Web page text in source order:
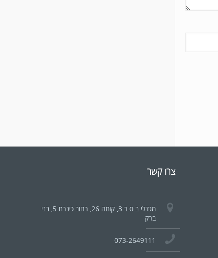
צרו קשר
מגדלי ב.ס.ר 3, קומה 26, רחוב כינרת 5, בני
ברק
073-2649111